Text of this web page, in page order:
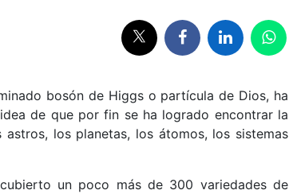
bosón de Higgs o partícula de Dios, ha
de que por fin se ha logrado encontrar la
los planetas, los átomos, los sistemas
un poco más de 300 variedades de